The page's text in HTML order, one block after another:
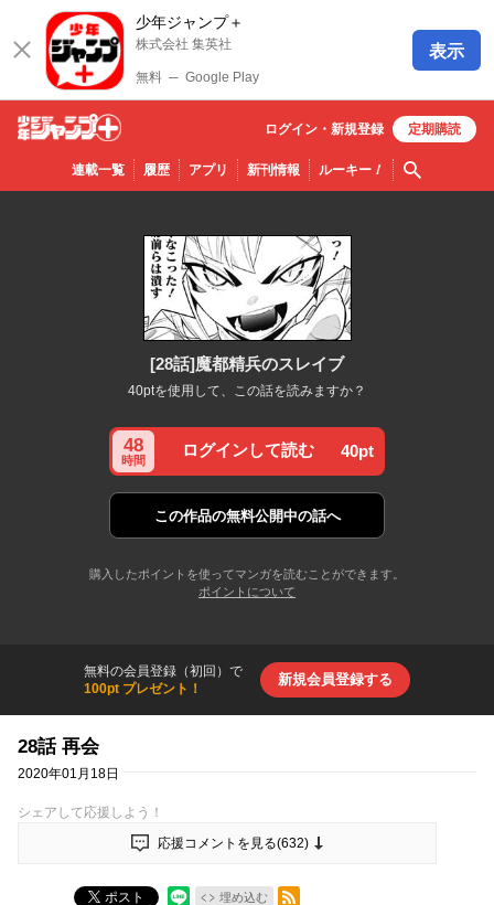
少年ジャンプ＋
株式会社 集英社
無料 ─ Google Play
表示
少年ジ
ャンプ
連載一覧 履歴 アプリ 新刊情報 ルーキー！ 検索
ログイン・ 新規登録 定期購読
[28話]魔都精兵のスレイブ
40ptを使用して、この話を読みますか？
48
時間
ログインして読む 40pt
この作品の無料公開中の話へ
購入したポイントを使ってマンガを読むことができます。
ポイントについて
無料の会員登録（初回）で
100pt プレゼント！
新規会員登録する
28話 再会
2020年01月18日
シェアして応援しよう！
応援コメントを見る(632)
ポスト 埋め込む
RSSフィード